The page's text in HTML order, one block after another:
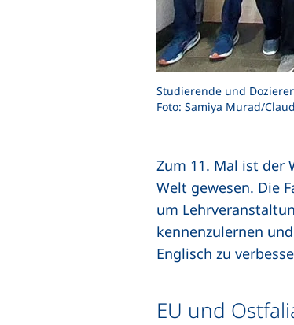
Studierende und
Foto: Samiya Murad/
Zum 11. Mal ist der
Welt gewesen. Die
um
kennenzulernen
Englisch zu
EU und